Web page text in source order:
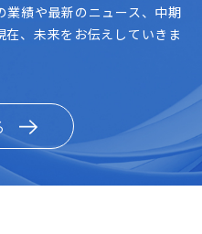
績や最新のニュース、中期
、未来をお伝えしていきま